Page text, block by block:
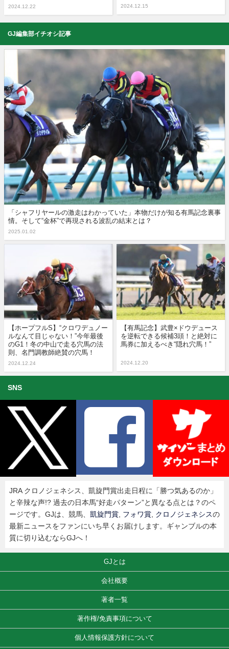
2024.12.22 2024.12.15
GJ編集部イチオシ記事
「シャフリヤールの激走はわかっていた」本物だけが知る有馬記念裏事
情。そして“金杯”で再現される波乱の結末とは？
2025.01.02
【ホープフルS】“クロワデュノー
ルなんて目じゃない！”今年最後
のG1！冬の中山で走る穴馬の法
則、名門調教師絶賛の穴馬！
2024.12.24
【有馬記念】武豊×ドウデュース
を逆転できる候補3頭！と絶対に
馬券に加えるべき“隠れ穴馬！”
2024.12.20
SNS
JRA クロノジェネシス、凱旋門賞出走日程に「勝つ気あるのか」
と辛辣な声!? 過去の日本馬“好走パターン”と異なる点とは？のペ
ージです。GJは、競馬、 凱旋門賞 フォワ賞 クロノジェネシスの
最新ニュースをファンにいち早くお届けします。ギャンブルの本
質に切り込むならGJへ！
GJとは
会社概要
著者一覧
著作権/免責事項について
個人情報保護方針について